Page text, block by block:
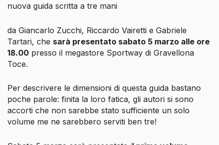
nuova guida scritta a tre mani
da Giancarlo Zucchi, Riccardo Vairetti e Gabriele
Tartari, che sarà presentato sabato 5 marzo alle ore
18.00 presso il megastore Sportway di Gravellona
Toce.
Per descrivere le dimensioni di questa guida bastano
poche parole: finita la loro fatica, gli autori si sono
accorti che non sarebbe stato sufficiente un solo
volume me ne sarebbero serviti ben tre!